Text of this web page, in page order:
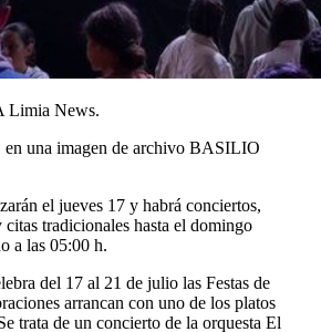
Limia News.
una imagen de archivo BASILIO
el jueves 17 y habrá conciertos,
tradicionales hasta el domingo
a las 05:00 h.
del 17 al 21 de julio las Festas de
arrancan con uno de los platos
trata de un concierto de la orquesta El